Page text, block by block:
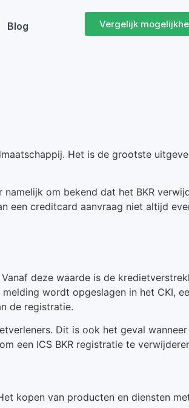
Blog Vergelijk
Het is de grootste
om bekend dat het BKR
een creditcard aanvraag niet altijd
deze waarde is de
melding wordt opgeslagen in het CKI,
de registratie.
Dit is ook het geval
een ICS BKR registratie te
kopen van producten en diensten